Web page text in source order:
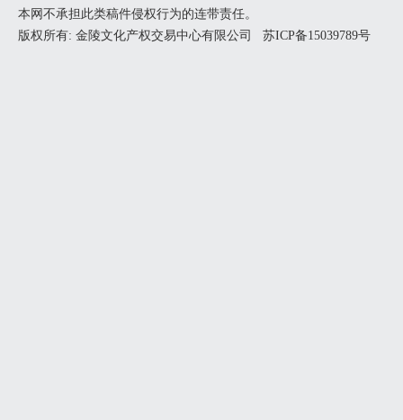
本网不承担此类稿件侵权行为的连带责任。
版权所有: 金陵文化产权交易中心有限公司
苏ICP备15039789号